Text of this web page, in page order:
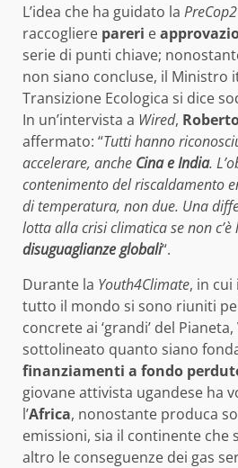
L’idea che ha guidato la
raccogliere pareri e
serie di punti chiave;
non siano concluse, il Ministro
Transizione Ecologica si dice
In un’intervista a Wired,
affermato: “Tutti hanno
accelerare, anche Cina e India.
contenimento del riscaldamento
di temperatura, non due. Una
lotta alla crisi climatica se non
disuguaglianze globali“.
Durante la Youth4Climate, in cui
tutto il mondo si sono riuniti
concrete ai ‘grandi’ del Pianeta,
sottolineato quanto siano
finanziamenti a fondo
giovane attivista ugandese ha
l’Africa, nonostante produca
emissioni, sia il continente che
altro le conseguenze dei gas